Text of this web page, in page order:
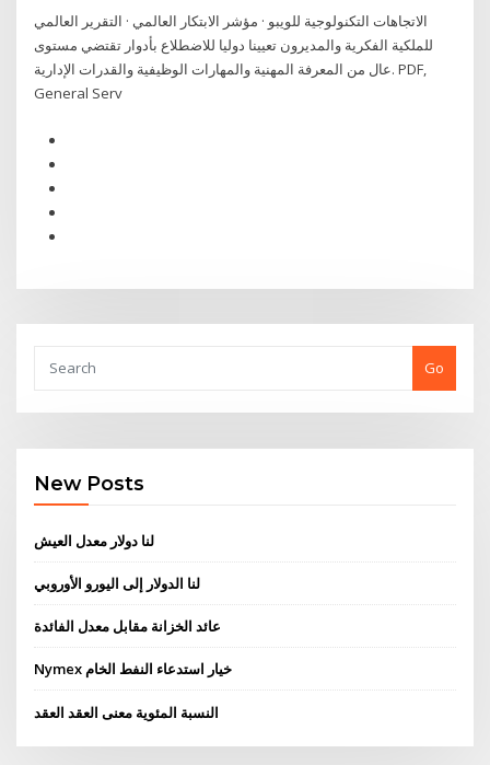
الاتجاهات التكنولوجية للويبو · مؤشر الابتكار العالمي · التقرير العالمي
للملكية الفكرية والمديرون تعيينا دوليا للاضطلاع بأدوار تقتضي مستوى
عال من المعرفة المهنية والمهارات الوظيفية والقدرات الإدارية. PDF,
General Serv
Go
New Posts
لنا دولار معدل العيش
لنا الدولار إلى اليورو الأوروبي
عائد الخزانة مقابل معدل الفائدة
Nymex خيار استدعاء النفط الخام
النسبة المئوية معنى العقد العقد